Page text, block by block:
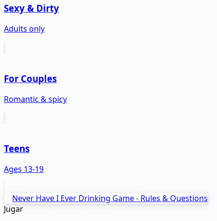
Sexy & Dirty
Adults only
For Couples
Romantic & spicy
Teens
Ages 13-19
Never Have I Ever Drinking Game - Rules & Questions
Jugar